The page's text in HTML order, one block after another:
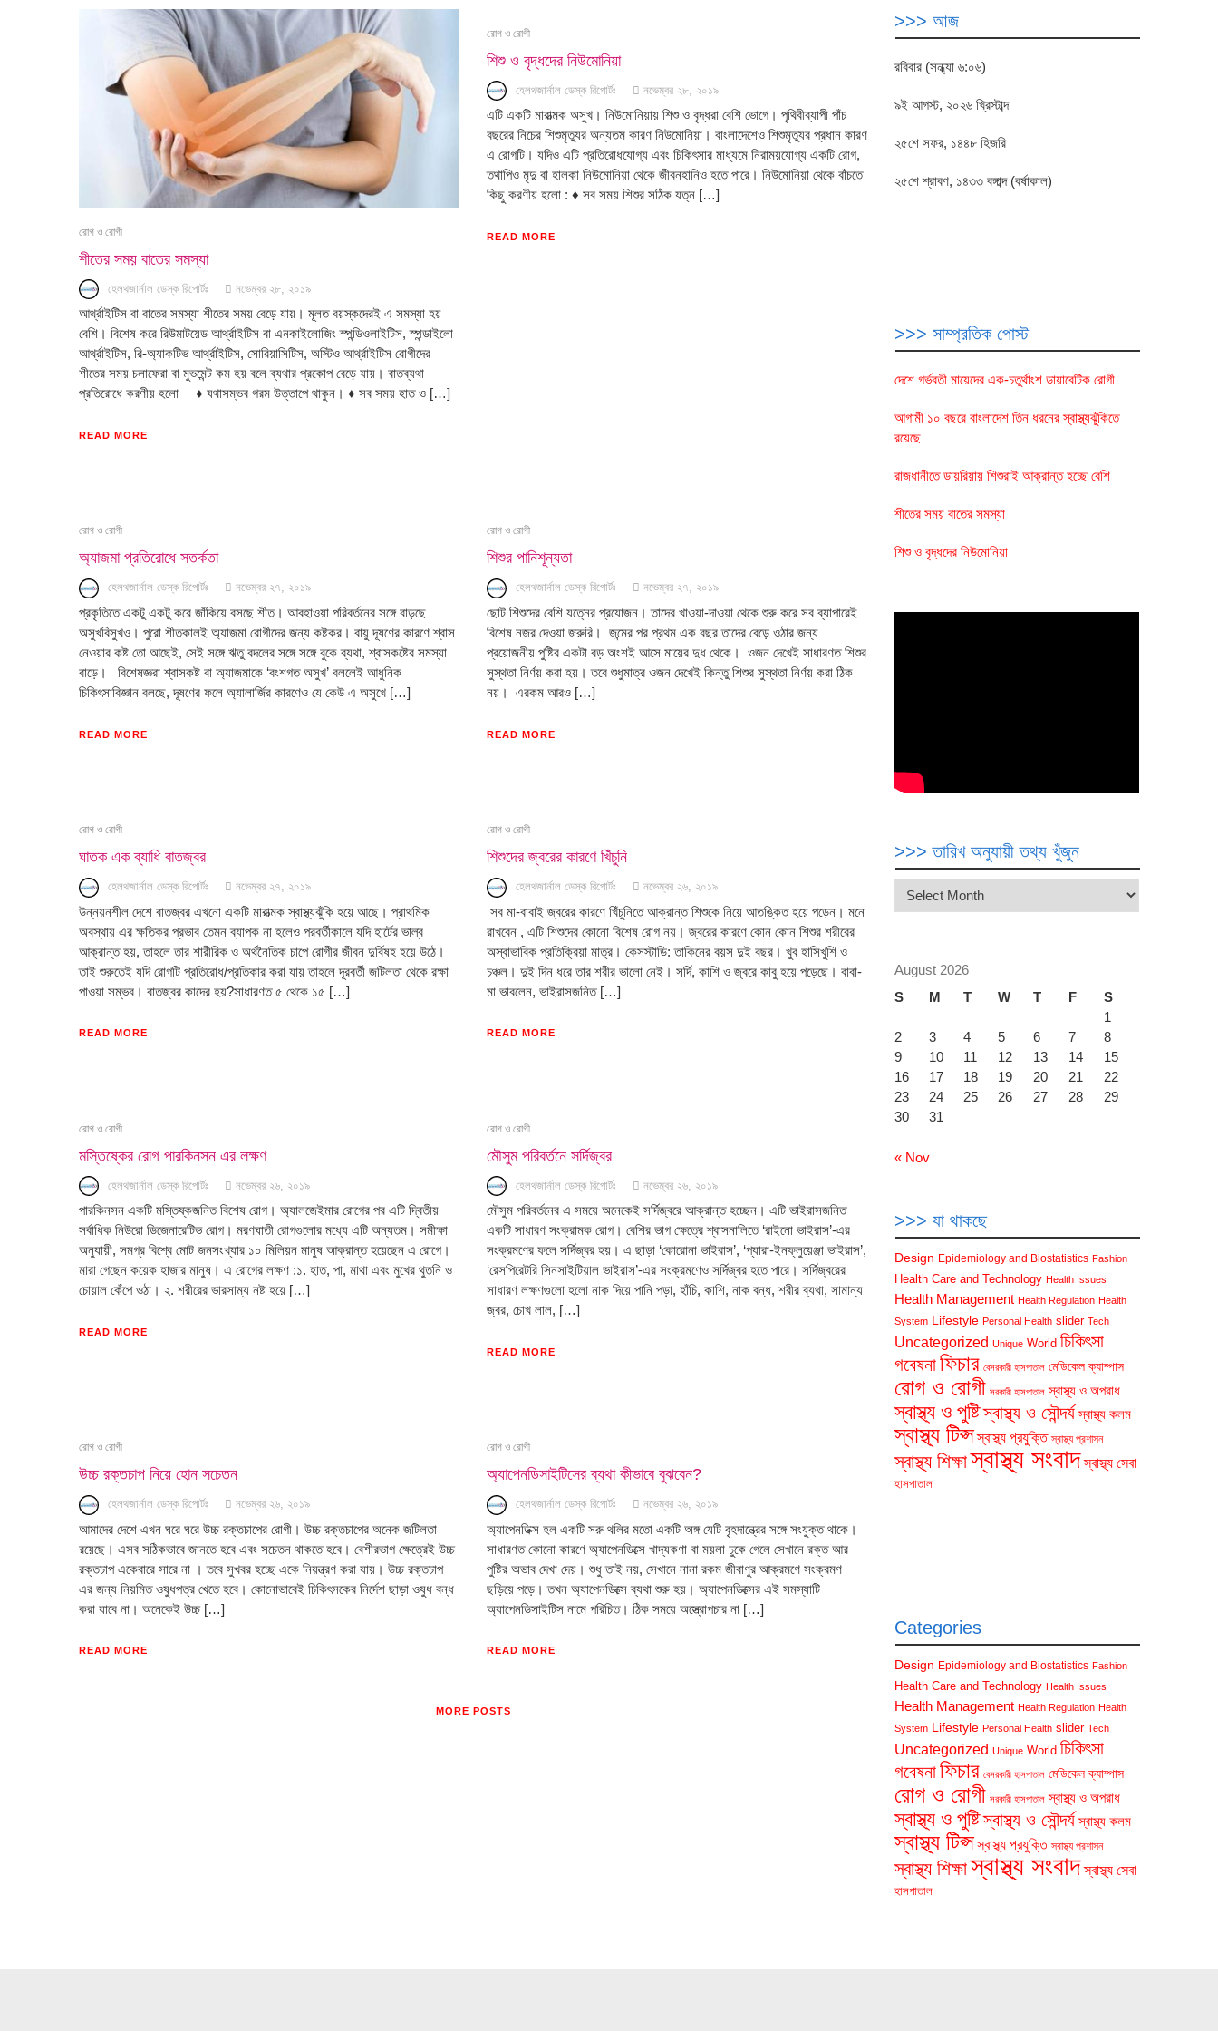
রোগ ও রোগী
শীতের সময় বাতের সমস্যা
হেলথজার্নাল ডেস্ক রিপোর্টঃ নভেম্বর ২৮, ২০১৯
আর্থ্রাইটিস বা বাতের সমস্যা শীতের সময় বেড়ে যায়। মূলত বয়স্কদেরই এ সমস্যা হয়
বেশি। বিশেষ করে রিউমাটয়েড আর্থ্রাইটিস বা এনকাইলোজিং স্পন্ডিওলাইটিস, স্পন্ডাইলো
আর্থ্রাইটিস, রি-অ্যাকটিভ আর্থ্রাইটিস, সোরিয়াসিটিস, অস্টিও আর্থ্রাইটিস রোগীদের
শীতের সময় চলাফেরা বা মুভমেন্ট কম হয় বলে ব্যথার প্রকোপ বেড়ে যায়। বাতব্যথা
প্রতিরোধে করণীয় হলো— ♦ যথাসম্ভব গরম উত্তাপে থাকুন। ♦ সব সময় হাত ও […]
READ MORE
রোগ ও রোগী
শিশু ও বৃদ্ধদের নিউমোনিয়া
হেলথজার্নাল ডেস্ক রিপোর্টঃ নভেম্বর ২৮, ২০১৯
এটি একটি মারাত্মক অসুখ। নিউমোনিয়ায় শিশু ও বৃদ্ধরা বেশি ভোগে। পৃথিবীব্যাপী পাঁচ
বছরের নিচের শিশুমৃত্যুর অন্যতম কারণ নিউমোনিয়া। বাংলাদেশেও শিশুমৃত্যুর প্রধান কারণ
এ রোগটি। যদিও এটি প্রতিরোধযোগ্য এবং চিকিৎসার মাধ্যমে নিরাময়যোগ্য একটি রোগ,
তথাপিও মৃদু বা হালকা নিউমোনিয়া থেকে জীবনহানিও হতে পারে। নিউমোনিয়া থেকে বাঁচতে
কিছু করণীয় হলো : ♦ সব সময় শিশুর সঠিক যত্ন […]
READ MORE
রোগ ও রোগী
অ্যাজমা প্রতিরোধে সতর্কতা
হেলথজার্নাল ডেস্ক রিপোর্টঃ নভেম্বর ২৭, ২০১৯
প্রকৃতিতে একটু একটু করে জাঁকিয়ে বসছে শীত। আবহাওয়া পরিবর্তনের সঙ্গে বাড়ছে
অসুখবিসুখও। পুরো শীতকালই অ্যাজমা রোগীদের জন্য কষ্টকর। বায়ু দূষণের কারণে শ্বাস
নেওয়ার কষ্ট তো আছেই, সেই সঙ্গে ঋতু বদলের সঙ্গে সঙ্গে বুকে ব্যথা, শ্বাসকষ্টের সমস্যা
বাড়ে। বিশেষজ্ঞরা শ্বাসকষ্ট বা অ্যাজমাকে ‘বংশগত অসুখ’ বললেই আধুনিক
চিকিৎসাবিজ্ঞান বলছে, দূষণের ফলে অ্যালার্জির কারণেও যে কেউ এ অসুখে […]
READ MORE
রোগ ও রোগী
শিশুর পানিশূন্যতা
হেলথজার্নাল ডেস্ক রিপোর্টঃ নভেম্বর ২৭, ২০১৯
ছোট শিশুদের বেশি যত্নের প্রযোজন। তাদের খাওয়া-দাওয়া থেকে শুরু করে সব ব্যাপারেই
বিশেষ নজর দেওয়া জরুরি। জন্মের পর প্রথম এক বছর তাদের বেড়ে ওঠার জন্য
প্রয়োজনীয় পুষ্টির একটা বড় অংশই আসে মায়ের দুধ থেকে। ওজন দেখেই সাধারণত শিশুর
সুস্থতা নির্ণয় করা হয়। তবে শুধুমাত্র ওজন দেখেই কিন্তু শিশুর সুস্থতা নির্ণয় করা ঠিক
নয়। এরকম আরও […]
READ MORE
রোগ ও রোগী
ঘাতক এক ব্যাধি বাতজ্বর
হেলথজার্নাল ডেস্ক রিপোর্টঃ নভেম্বর ২৭, ২০১৯
উন্নয়নশীল দেশে বাতজ্বর এখনো একটি মারাত্মক স্বাস্থ্যঝুঁকি হয়ে আছে। প্রাথমিক
অবস্থায় এর ক্ষতিকর প্রভাব তেমন ব্যাপক না হলেও পরবর্তীকালে যদি হার্টের ভাল্ব
আক্রান্ত হয়, তাহলে তার শারীরিক ও অর্থনৈতিক চাপে রোগীর জীবন দুর্বিষহ হয়ে উঠে।
তাই শুরুতেই যদি রোগটি প্রতিরোধ/প্রতিকার করা যায় তাহলে দূরবর্তী জটিলতা থেকে রক্ষা
পাওয়া সম্ভব। বাতজ্বর কাদের হয়?সাধারণত ৫ থেকে ১৫ […]
READ MORE
রোগ ও রোগী
শিশুদের জ্বরের কারণে খিঁচুনি
হেলথজার্নাল ডেস্ক রিপোর্টঃ নভেম্বর ২৬, ২০১৯
সব মা-বাবাই জ্বরের কারণে খিঁচুনিতে আক্রান্ত শিশুকে নিয়ে আতঙ্কিত হয়ে পড়েন। মনে
রাখবেন , এটি শিশুদের কোনো বিশেষ রোগ নয়। জ্বরের কারণে কোন কোন শিশুর শরীরের
অস্বাভাবিক প্রতিক্রিয়া মাত্র। কেসস্টাডি: তাকিনের বয়স দুই বছর। খুব হাসিখুশি ও
চঞ্চল। দুই দিন ধরে তার শরীর ভালো নেই। সর্দি, কাশি ও জ্বরে কাবু হয়ে পড়েছে। বাবা-
মা ভাবলেন, ভাইরাসজনিত […]
READ MORE
রোগ ও রোগী
মস্তিষ্কের রোগ পারকিনসন এর লক্ষণ
হেলথজার্নাল ডেস্ক রিপোর্টঃ নভেম্বর ২৬, ২০১৯
পারকিনসন একটি মস্তিষ্কজনিত বিশেষ রোগ। অ্যালজেইমার রোগের পর এটি দ্বিতীয়
সর্বাধিক নিউরো ডিজেনারেটিভ রোগ। মরণঘাতী রোগগুলোর মধ্যে এটি অন্যতম। সমীক্ষা
অনুযায়ী, সমগ্র বিশ্বে মোট জনসংখ্যার ১০ মিলিয়ন মানুষ আক্রান্ত হয়েছেন এ রোগে।
মারা গেছেন কয়েক হাজার মানুষ। এ রোগের লক্ষণ :১. হাত, পা, মাথা এবং মুখের থুতনি ও
চোয়াল কেঁপে ওঠা। ২. শরীরের ভারসাম্য নষ্ট হয়ে […]
READ MORE
রোগ ও রোগী
মৌসুম পরিবর্তনে সর্দিজ্বর
হেলথজার্নাল ডেস্ক রিপোর্টঃ নভেম্বর ২৬, ২০১৯
মৌসুম পরিবর্তনের এ সময়ে অনেকেই সর্দিজ্বরে আক্রান্ত হচ্ছেন। এটি ভাইরাসজনিত
একটি সাধারণ সংক্রামক রোগ। বেশির ভাগ ক্ষেত্রে শ্বাসনালিতে ‘রাইনো ভাইরাস’-এর
সংক্রমণের ফলে সর্দিজ্বর হয়। এ ছাড়া ‘কোরোনা ভাইরাস’, ‘প্যারা-ইনফ্লুয়েঞ্জা ভাইরাস’,
‘রেসপিরেটরি সিনসাইটিয়াল ভাইরাস’-এর সংক্রমণেও সর্দিজ্বর হতে পারে। সর্দিজ্বরের
সাধারণ লক্ষণগুলো হলো নাক দিয়ে পানি পড়া, হাঁচি, কাশি, নাক বন্ধ, শরীর ব্যথা, সামান্য
জ্বর, চোখ লাল, […]
READ MORE
রোগ ও রোগী
উচ্চ রক্তচাপ নিয়ে হোন সচেতন
হেলথজার্নাল ডেস্ক রিপোর্টঃ নভেম্বর ২৬, ২০১৯
আমাদের দেশে এখন ঘরে ঘরে উচ্চ রক্তচাপের রোগী। উচ্চ রক্তচাপের অনেক জটিলতা
রয়েছে। এসব সঠিকভাবে জানতে হবে এবং সচেতন থাকতে হবে। বেশীরভাগ ক্ষেত্রেই উচ্চ
রক্তচাপ একেবারে সারে না । তবে সুখবর হচ্ছে একে নিয়ন্ত্রণ করা যায়। উচ্চ রক্তচাপ
এর জন্য নিয়মিত ওষুধপত্র খেতে হবে। কোনোভাবেই চিকিৎসকের নির্দেশ ছাড়া ওষুধ বন্ধ
করা যাবে না। অনেকেই উচ্চ […]
READ MORE
রোগ ও রোগী
অ্যাপেনডিসাইটিসের ব্যথা কীভাবে বুঝবেন?
হেলথজার্নাল ডেস্ক রিপোর্টঃ নভেম্বর ২৬, ২০১৯
অ্যাপেনডিক্স হল একটি সরু থলির মতো একটি অঙ্গ যেটি বৃহদান্ত্রের সঙ্গে সংযুক্ত থাকে।
সাধারণত কোনো কারণে অ্যাপেনডিক্সে খাদ্যকণা বা ময়লা ঢুকে গেলে সেখানে রক্ত আর
পুষ্টির অভাব দেখা দেয়। শুধু তাই নয়, সেখানে নানা রকম জীবাণুর আক্রমণে সংক্রমণ
ছড়িয়ে পড়ে। তখন অ্যাপেনডিক্সে ব্যথা শুরু হয়। অ্যাপেনডিক্সের এই সমস্যাটি
অ্যাপেনডিসাইটিস নামে পরিচিত। ঠিক সময়ে অস্ত্রোপচার না […]
READ MORE
MORE POSTS
>>> আজ
রবিবার (সন্ধ্যা ৬:০৬)
৯ই আগস্ট, ২০২৬ খ্রিস্টাব্দ
২৫শে সফর, ১৪৪৮ হিজরি
২৫শে শ্রাবণ, ১৪৩৩ বঙ্গাব্দ (বর্ষাকাল)
>>> সাম্প্রতিক পোস্ট
দেশে গর্ভবতী মায়েদের এক-চতুর্থাংশ ডায়াবেটিক রোগী
আগামী ১০ বছরে বাংলাদেশ তিন ধরনের স্বাস্থ্যঝুঁকিতে
রয়েছে
রাজধানীতে ডায়রিয়ায় শিশুরাই আক্রান্ত হচ্ছে বেশি
শীতের সময় বাতের সমস্যা
শিশু ও বৃদ্ধদের নিউমোনিয়া
>>> তারিখ অনুযায়ী তথ্য খুঁজুন
>>>
খুঁজুন
August 2026
S
M T W T F
S
1
2
3 4 5 6 7
8
9
10 11 12 13 14
15
16
17 18 19 20 21
22
23
24 25 26 27 28
29
30
31
« Nov
>>> যা থাকছে
Design Epidemiology and Biostatistics Fashion
Health Care and Technology Health Issues
Health Management Health Regulation Health
System Lifestyle Personal Health slider Tech
Uncategorized Unique World চিকিৎসা
গবেষনাফিচার বেসরকারী হাসপাতাল মেডিকেল ক্যাম্পাস
রোগ ও রোগী সরকারী হাসপাতাল স্বাস্থ্য ও অপরাধ
স্বাস্থ্য ও পুষ্টিস্বাস্থ্য ও সৌন্দর্য স্বাস্থ্য কলম
স্বাস্থ্য টিপ্স স্বাস্থ্য প্রযুক্তি স্বাস্থ্য প্রশাসন
স্বাস্থ্য শিক্ষাস্বাস্থ্য সংবাদ স্বাস্থ্য সেবা
হাসপাতাল
Categories
Design Epidemiology and Biostatistics Fashion
Health Care and Technology Health Issues
Health Management Health Regulation Health
System Lifestyle Personal Health slider Tech
Uncategorized Unique World চিকিৎসা
গবেষনাফিচার বেসরকারী হাসপাতাল মেডিকেল ক্যাম্পাস
রোগ ও রোগী সরকারী হাসপাতাল স্বাস্থ্য ও অপরাধ
স্বাস্থ্য ও পুষ্টিস্বাস্থ্য ও সৌন্দর্য স্বাস্থ্য কলম
স্বাস্থ্য টিপ্স স্বাস্থ্য প্রযুক্তি স্বাস্থ্য প্রশাসন
স্বাস্থ্য শিক্ষাস্বাস্থ্য সংবাদ স্বাস্থ্য সেবা
হাসপাতাল